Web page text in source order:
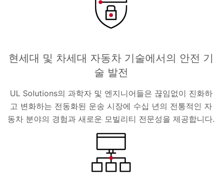
현세대 및 차세대 자동차 기술에서의 안전 기
술 발전
UL Solutions의 과학자 및 엔지니어들은 끊임없이 진화하
고 변화하는 전동화된 운송 시장에 수십 년의 전통적인 자
동차 분야의 경험과 새로운 모빌리티 전문성을 제공합니다.